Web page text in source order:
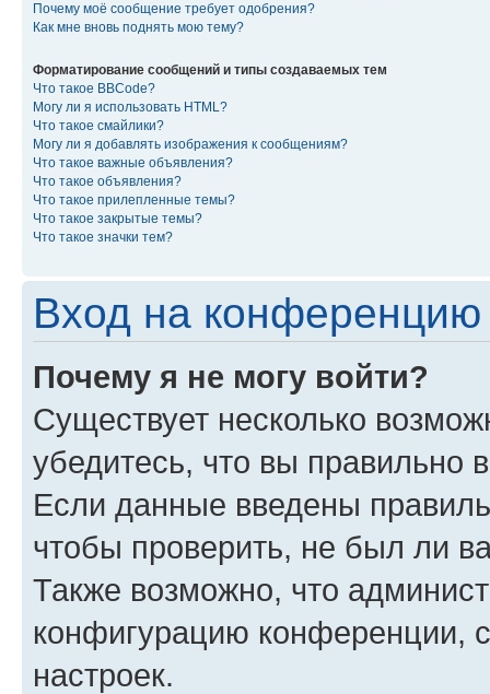
Почему моё сообщение требует одобрения?
Как мне вновь поднять мою тему?
Форматирование сообщений и типы создаваемых тем
Что такое BBCode?
Могу ли я использовать HTML?
Что такое смайлики?
Могу ли я добавлять изображения к сообщениям?
Что такое важные объявления?
Что такое объявления?
Что такое прилепленные темы?
Что такое закрытые темы?
Что такое значки тем?
Вход на конференцию
Почему я не могу войти?
Существует несколько
убедитесь, что вы правильно
Если данные введены
чтобы проверить, не был ли
Также возможно, что
конфигурацию конференции,
настроек.